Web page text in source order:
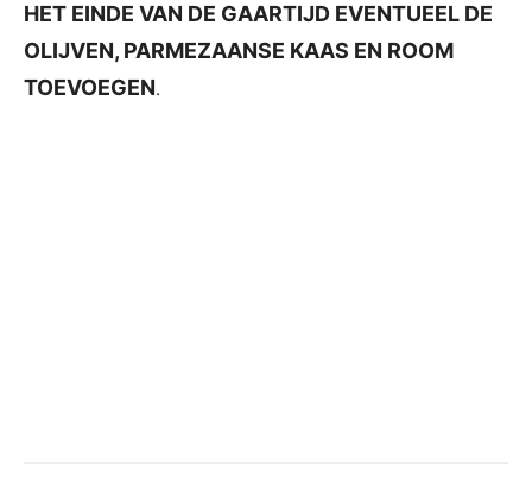
HET EINDE VAN DE GAARTIJD EVENTUEEL DE
OLIJVEN, PARMEZAANSE KAAS EN ROOM
TOEVOEGEN.